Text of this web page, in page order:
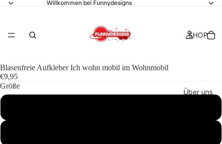
Willkommen bei Funnydesigns
SHOP
Über uns
Blasenfreie Aufkleber Ich wohn mobil im Wohnmobil
€9,95
Größe